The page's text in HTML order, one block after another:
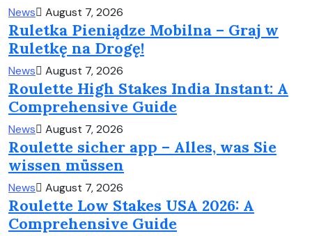
News August 7, 2026
Ruletka Pieniądze Mobilna – Graj w
Ruletkę na Drogę!
News August 7, 2026
Roulette High Stakes India Instant: A
Comprehensive Guide
News August 7, 2026
Roulette sicher app – Alles, was Sie
wissen müssen
News August 7, 2026
Roulette Low Stakes USA 2026: A
Comprehensive Guide